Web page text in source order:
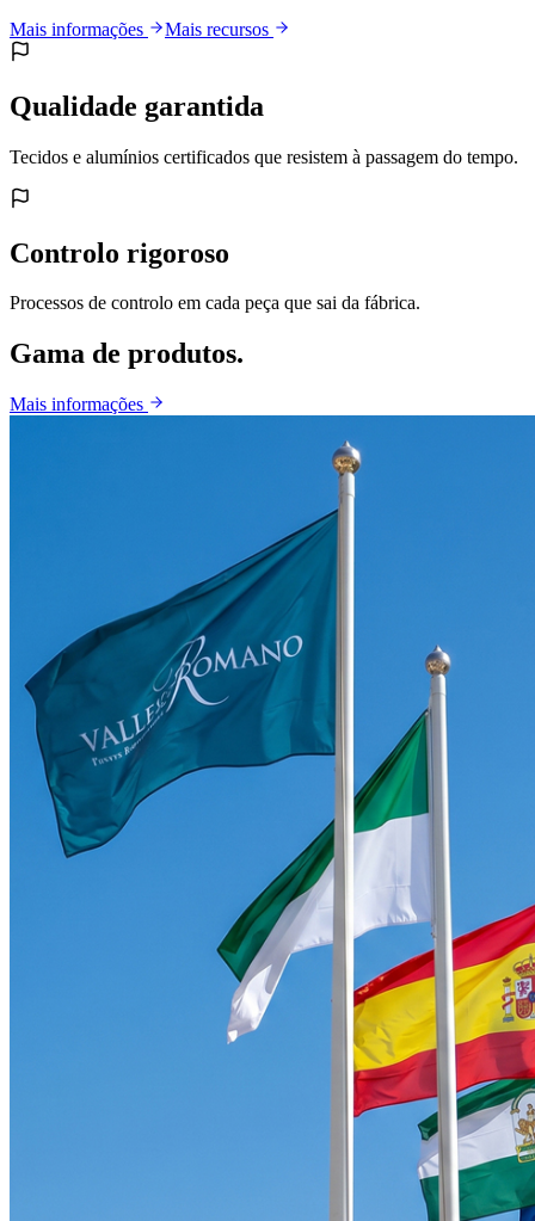
Mais informações
Mais recursos
Qualidade garantida
Tecidos e alumínios certificados que resistem à passagem do tempo.
Controlo rigoroso
Processos de controlo em cada peça que sai da fábrica.
Gama de produtos.
Mais informações